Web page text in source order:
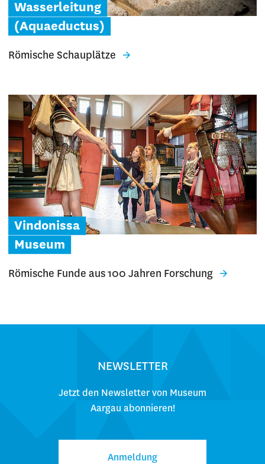
Wasserleitung
(Aquaeductus)
Römische Schauplätze
Vindonissa
Museum
Römische Funde aus 100 Jahren Forschung
NEWSLETTER
Jetzt den Newsletter von Museum
Aargau abonnieren!
Anmeldung